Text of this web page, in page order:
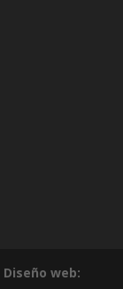
Diseño web: